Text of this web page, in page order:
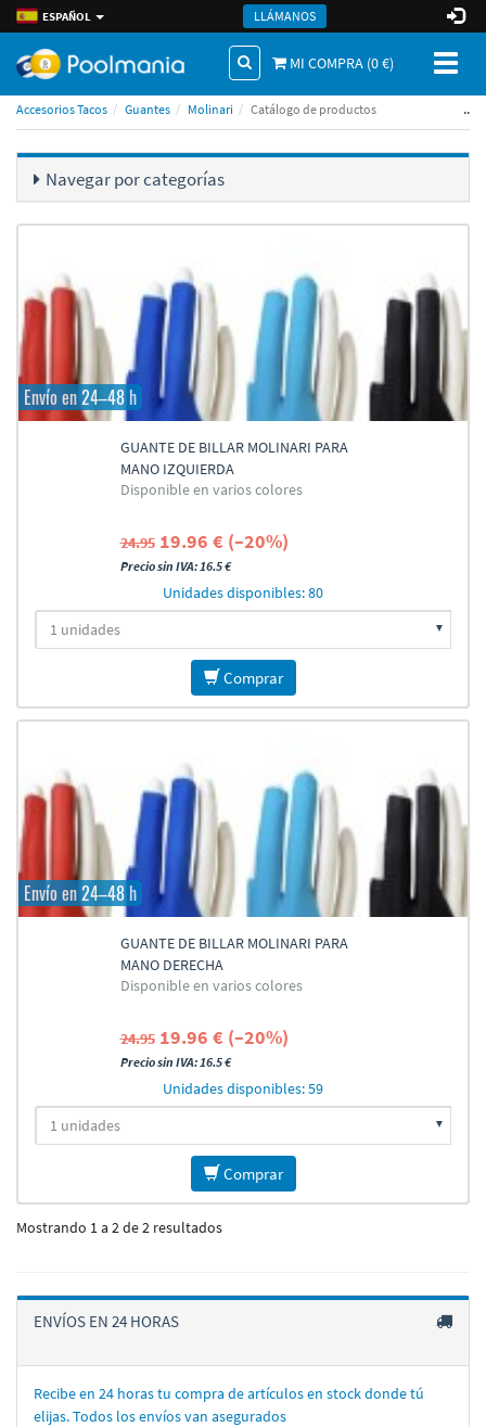
ESPAÑOL LLÁMANOS
MI COMPRA (0€)
Accesorios Tacos Guantes Molinari Catálogo de productos ..
Navegar por categorí­as
Envío en 24–48 h
GUANTE DE BILLAR MOLINARI PARA
MANO IZQUIERDA
Disponible en varios colores
24.95 19.96 € (–20%)
Precio sin IVA: 16.5 €
Unidades disponibles: 80
Comprar
Envío en 24–48 h
GUANTE DE BILLAR MOLINARI PARA
MANO DERECHA
Disponible en varios colores
24.95 19.96 € (–20%)
Precio sin IVA: 16.5 €
Unidades disponibles: 59
Comprar
Mostrando 1 a 2 de 2 resultados
ENVÍOS EN 24 HORAS
Recibe en 24 horas tu compra de artí­culos en stock donde tú
elijas. Todos los enví­os van asegurados